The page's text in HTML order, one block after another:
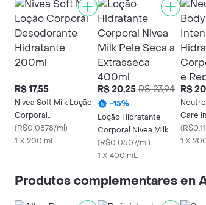
R$ 17,55
Nivea Soft Milk Loção
Corporal
Desodorante
Hidratante 200ml
(R$0.0878/ml)
1 X 200 mL
R$ 20,25 R$ 23,94
-15%
Loção Hidratante
Corporal Nivea Milk
Pele Seca a
Extrasseca 400ml
(R$0.0507/ml)
1 X 400 mL
R$
Care
(
1 X
Produtos complementares en